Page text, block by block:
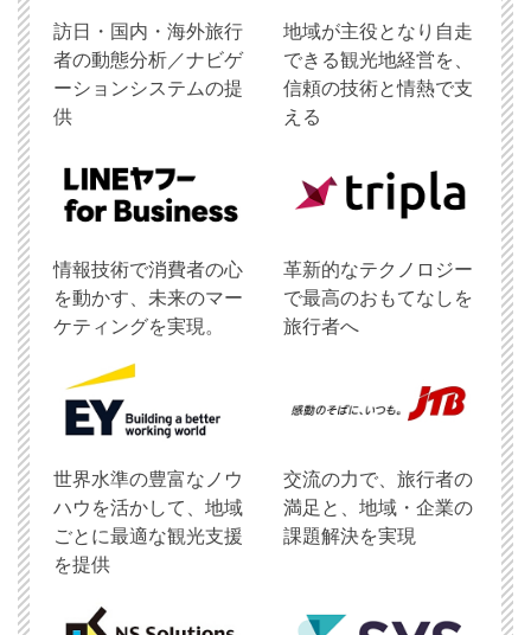
訪日・国内・海外旅行
者の動態分析／ナビゲ
ーションシステムの提
供
地域が主役となり自走
できる観光地経営を、
信頼の技術と情熱で支
える
情報技術で消費者の心
を動かす、未来のマー
ケティングを実現。
革新的なテクノロジー
で最高のおもてなしを
旅行者へ
世界水準の豊富なノウ
ハウを活かして、地域
ごとに最適な観光支援
を提供
交流の力で、旅行者の
満足と、地域・企業の
課題解決を実現